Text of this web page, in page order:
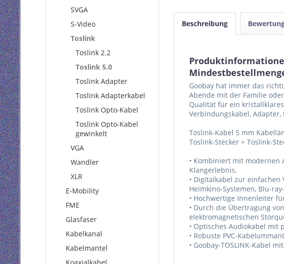
SVGA
S-Video
Toslink
Toslink 2.2
Toslink 5.0
Toslink Adapter
Toslink Adapterkabel
Toslink Opto-Kabel
Toslink Opto-Kabel
gewinkelt
VGA
Wandler
XLR
E-Mobility
FME
Glasfaser
Kabelkanal
Kabelmantel
Beschreibung
Goobay hat immer das
Abende mit der Familie
Qualität für ein
Verbindungskabel,
Toslink-Kabel 5 mm
Toslink-Stecker > Toslink-
• Kombiniert mit modernen
Klangerlebnis.
• Digitalkabel zur einfachen
Heimkino-Systemen, Blu-
• Hochwertige Innenleiter
• Durch die Übertragung
elektromagnetischen
• Optisches Audiokabel mit
• Robuste PVC-
• Goobay-TOSLINK-Kabel